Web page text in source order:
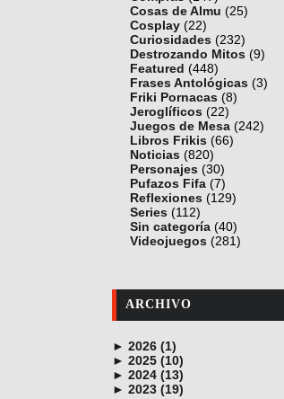
Cosas de Almu (25)
Cosplay (22)
Curiosidades (232)
Destrozando Mitos (9)
Featured (448)
Frases Antológicas (3)
Friki Pornacas (8)
Jeroglíficos (22)
Juegos de Mesa (242)
Libros Frikis (66)
Noticias (820)
Personajes (30)
Pufazos Fifa (7)
Reflexiones (129)
Series (112)
Sin categoría (40)
Videojuegos (281)
ARCHIVO
► 2026 (1)
junio (1)
► 2025 (10)
noviembre (1)
octubre (1)
► 2024 (13)
diciembre (4)
► 2023 (19)